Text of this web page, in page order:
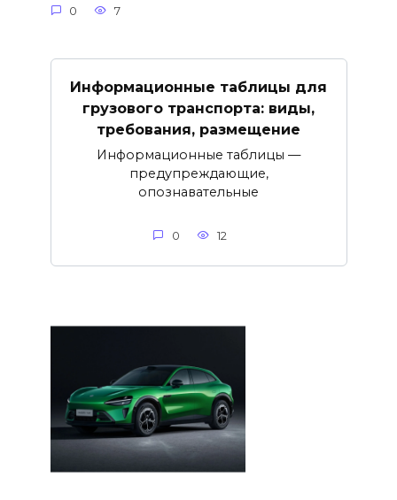
0 7
Информационные таблицы для
грузового транспорта: виды,
требования, размещение
Информационные таблицы —
предупреждающие,
опознавательные
0 12